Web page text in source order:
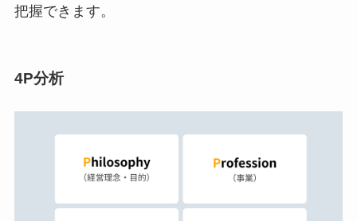
把握できます。
4P分析